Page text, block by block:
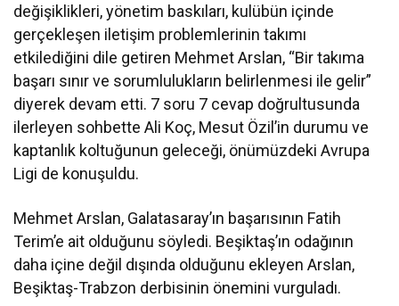
değişiklikleri, yönetim baskıları, kulübün içinde
gerçekleşen iletişim problemlerinin takımı
etkilediğini dile getiren Mehmet Arslan, “Bir takıma
başarı sınır ve sorumlulukların belirlenmesi ile gelir”
diyerek devam etti. 7 soru 7 cevap doğrultusunda
ilerleyen sohbette Ali Koç, Mesut Özil’in durumu ve
kaptanlık koltuğunun geleceği, önümüzdeki Avrupa
Ligi de konuşuldu.
Mehmet Arslan, Galatasaray’ın başarısının Fatih
Terim’e ait olduğunu söyledi. Beşiktaş’ın odağının
daha içine değil dışında olduğunu ekleyen Arslan,
Beşiktaş-Trabzon derbisinin önemini vurguladı.